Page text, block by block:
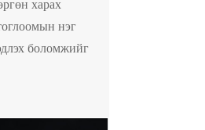
харах
нэг
боломжийг